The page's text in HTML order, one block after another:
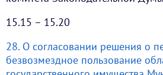
15.15 – 15.20
28. О согласовании решения о
безвозмездное пользование